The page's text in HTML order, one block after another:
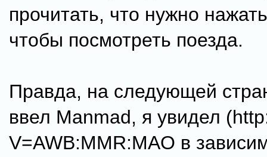
прочитать, что нужно
чтобы посмотреть поезда.
Правда, на следующей
ввел Manmad, я увидел
V=AWB:MMR:MAO в